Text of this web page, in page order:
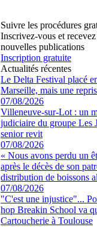
Suivre les procédures
Inscrivez-vous et
nouvelles publications
Inscription gratuite
Actualités récentes
Le Delta Festival placé
Marseille, mais une
07/08/2026
Villeneuve-sur-Lot : un
judiciaire du groupe Les
senior revit
07/08/2026
« Nous avons perdu un
après le décès de son
distribution de boissons
07/08/2026
"C'est une injustice"...
hop Breakin School va
Cartoucherie à Toulouse